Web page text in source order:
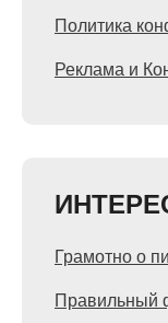
Политика
Реклама и
Грамотно о
Правильный